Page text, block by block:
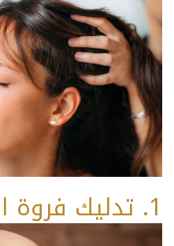
1. تدليك فروة الرأس: